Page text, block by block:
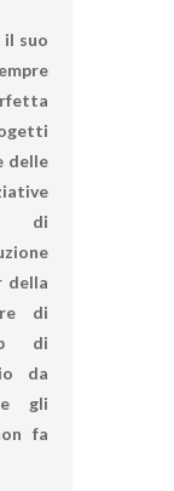
il suo
delle
di
della
di
di
da
gli
fa